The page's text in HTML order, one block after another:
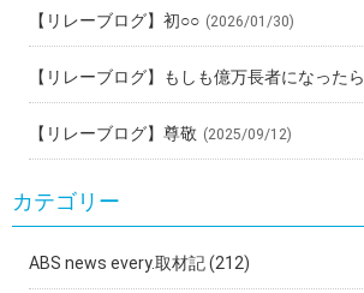
【リレーブログ】初○○ (2026/01/30)
【リレーブログ】もしも億万長者になったら
【リレーブログ】尊敬 (2025/09/12)
カテゴリー
ABS news every.取材記(212)